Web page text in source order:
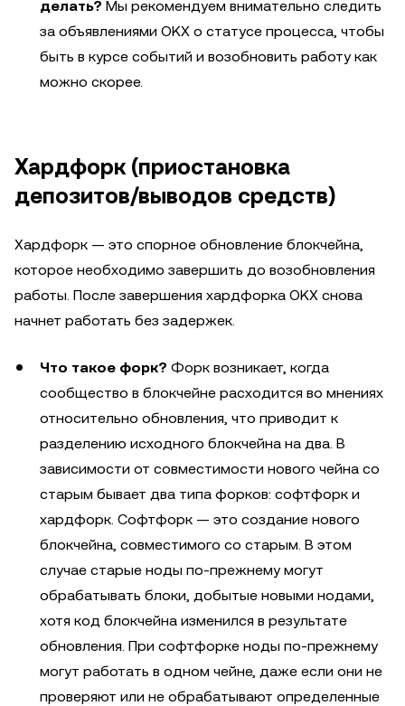
делать? Мы рекомендуем внимательно следить
за объявлениями OKX о статусе процесса, чтобы
быть в курсе событий и возобновить работу как
можно скорее.
Хардфорк (приостановка
депозитов/выводов средств)
Хардфорк — это спорное обновление блокчейна,
которое необходимо завершить до возобновления
работы. После завершения хардфорка OKX снова
начнет работать без задержек.
Что такое форк? Форк возникает, когда
сообщество в блокчейне расходится во мнениях
относительно обновления, что приводит к
разделению исходного блокчейна на два. В
зависимости от совместимости нового чейна со
старым бывает два типа форков: софтфорк и
хардфорк. Софтфорк — это создание нового
блокчейна, совместимого со старым. В этом
случае старые ноды по-прежнему могут
обрабатывать блоки, добытые новыми нодами,
хотя код блокчейна изменился в результате
обновления. При софтфорке ноды по-прежнему
могут работать в одном чейне, даже если они не
проверяют или не обрабатывают определенные